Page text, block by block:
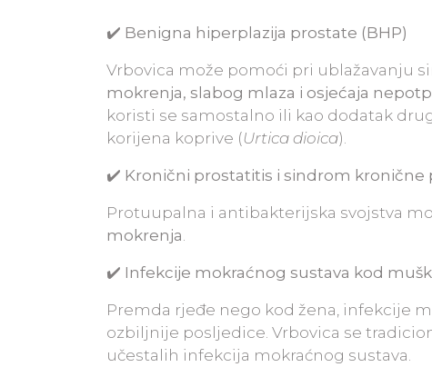
✔️ Benigna hiperplazija prostate (BHP)
Vrbovica može pomoći pri ublažavanju
mokrenja, slabog mlaza i osjećaja
koristi se samostalno ili kao dodatak
korijena koprive (Urtica dioica).
✔️ Kronični prostatitis i sindrom kronične
Protuupalna i antibakterijska svojstva
mokrenja
✔️ Infekcije mokraćnog sustava kod
Premda rjeđe nego kod žena, infekcije
ozbiljnije posljedice. Vrbovica se
učestalih infekcija mokraćnog sustava.